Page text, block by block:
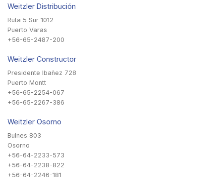
Weitzler Distribución
Ruta 5 Sur 1012
Puerto Varas
+56-65-2487-200
Weitzler Constructor
Presidente Ibañez 728
Puerto Montt
+56-65-2254-067
+56-65-2267-386
Weitzler Osorno
Bulnes 803
Osorno
+56-64-2233-573
+56-64-2238-822
+56-64-2246-181